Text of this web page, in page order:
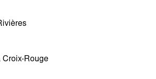
Croix-Rouge